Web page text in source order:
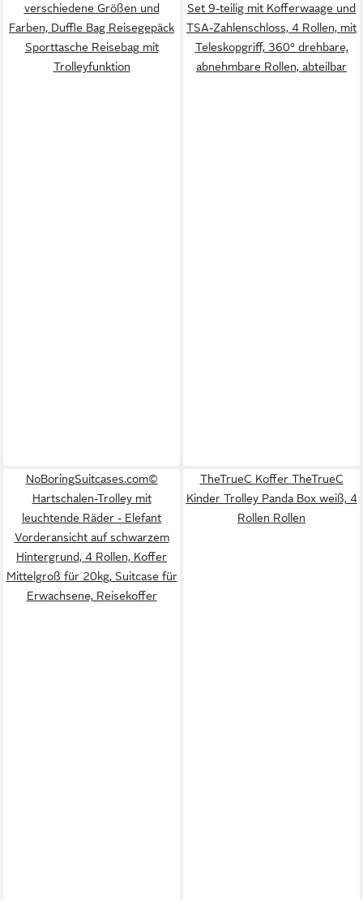
verschiedene Größen und
Farben, Duffle Bag Reisegepäck
Sporttasche Reisebag mit
Trolleyfunktion
Set 9-teilig mit Kofferwaage und
TSA-Zahlenschloss, 4 Rollen, mit
Teleskopgriff, 360° drehbare,
abnehmbare Rollen, abteilbar
NoBoringSuitcases.com©
Hartschalen-Trolley mit
leuchtende Räder - Elefant
Vorderansicht auf schwarzem
Hintergrund, 4 Rollen, Koffer
Mittelgroß für 20kg, Suitcase für
Erwachsene, Reisekoffer
TheTrueC Koffer TheTrueC
Kinder Trolley Panda Box weiß, 4
Rollen Rollen